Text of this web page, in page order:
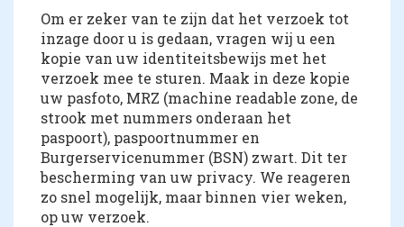
Om er zeker van te zijn dat het verzoek tot
inzage door u is gedaan, vragen wij u een
kopie van uw identiteitsbewijs met het
verzoek mee te sturen. Maak in deze kopie
uw pasfoto, MRZ (machine readable zone, de
strook met nummers onderaan het
paspoort), paspoortnummer en
Burgerservicenummer (BSN) zwart. Dit ter
bescherming van uw privacy. We reageren
zo snel mogelijk, maar binnen vier weken,
op uw verzoek.